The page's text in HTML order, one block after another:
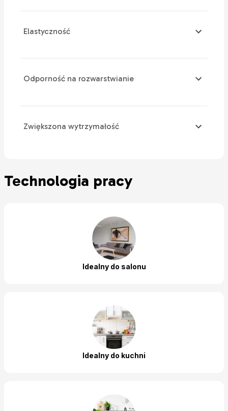
Elastyczność
Odporność na rozwarstwianie
Zwiększona wytrzymałość
Technologia pracy
Idealny do salonu
Idealny do kuchni